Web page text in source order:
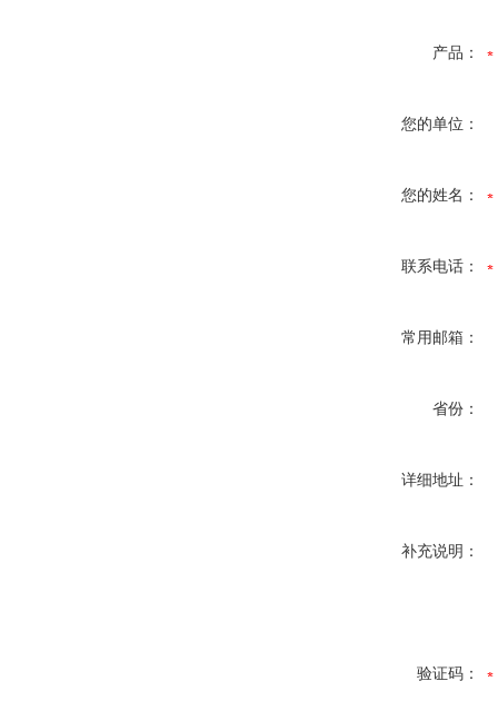
产品：
您的单位：
您的姓名：
联系电话：
常用邮箱：
省份：
详细地址：
补充说明：
验证码：